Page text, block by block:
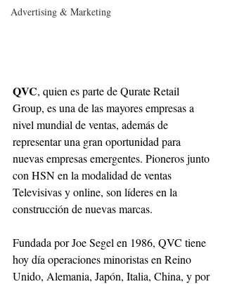
Advertising & Marketing
QVC, quien es parte de Qurate Retail
Group, es una de las mayores empresas a
nivel mundial de ventas, además de
representar una gran oportunidad para
nuevas empresas emergentes. Pioneros junto
con HSN en la modalidad de ventas
Televisivas y online, son líderes en la
construcción de nuevas marcas.
Fundada por Joe Segel en 1986, QVC tiene
hoy día operaciones minoristas en Reino
Unido, Alemania, Japón, Italia, China, y por